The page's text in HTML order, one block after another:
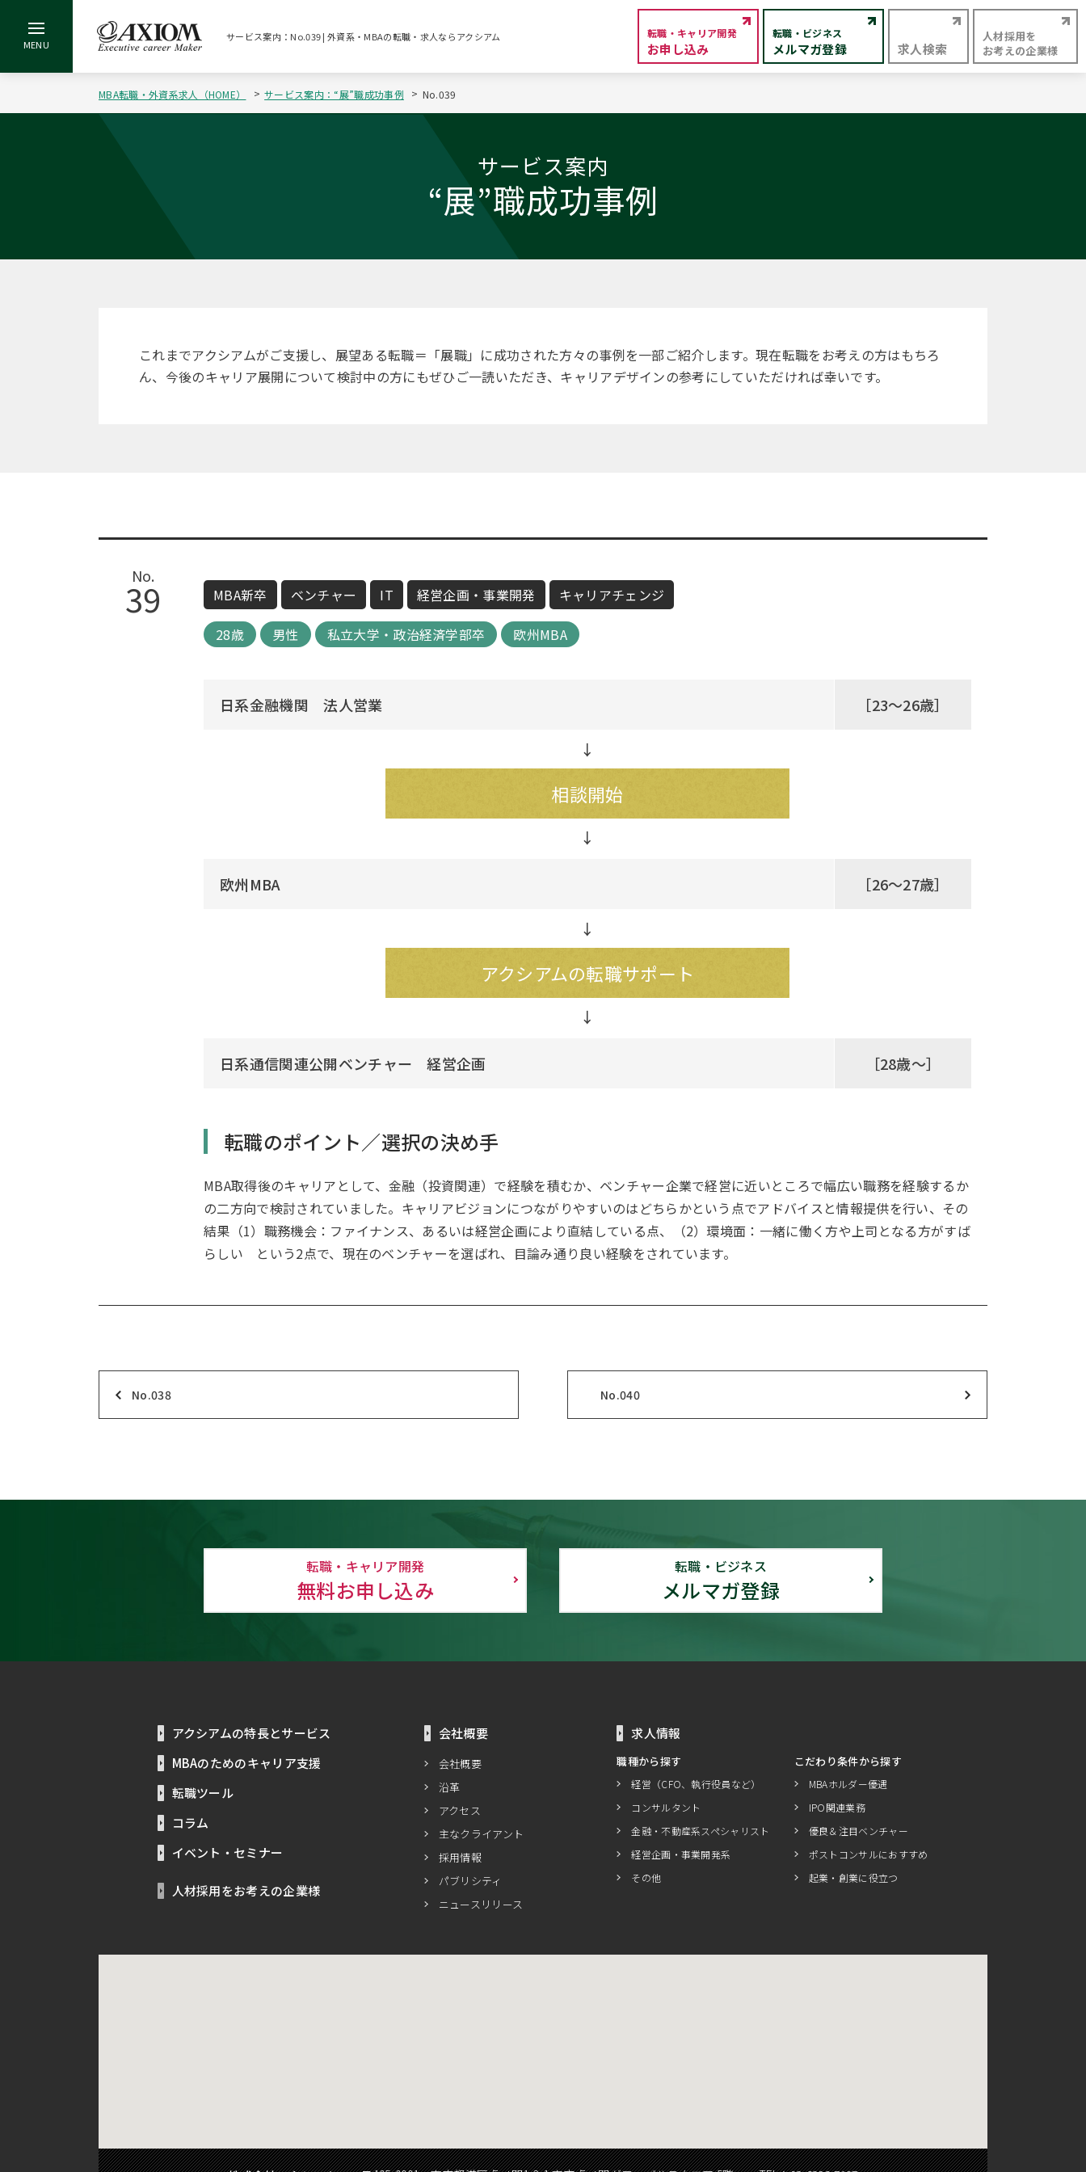
サービス案内：No.039 | 外資系・MBAの転職・求人ならアクシアム 転職・キャリア開発
お申し込み
転職・ビジネス
メルマガ登録 求人検索
人材採用を
お考えの企業様
MBA転職・外資系求人（HOME） サービス案内：“展”職成功事例 No.039
サービス案内
“展”職成功事例
これまでアクシアムがご支援し、展望ある転職＝「展職」に成功された方々の事例を一部ご紹介します。現在転職をお考えの方はもちろ
ん、今後のキャリア展開について検討中の方にもぜひご一読いただき、キャリアデザインの参考にしていただければ幸いです。
No.
39 MBA新卒 ベンチャー IT 経営企画・事業開発 キャリアチェンジ
28歳 男性 私立大学・政治経済学部卒 欧州MBA
日系金融機関 法人営業 ［23～26歳］
↓
相談開始
欧州MBA ［26～27歳］
↓
アクシアムの転職サポート
日系通信関連公開ベンチャー 経営企画 ［28歳～］
転職のポイント／選択の決め手
MBA取得後のキャリアとして、金融（投資関連）で経験を積むか、ベンチャー企業で経営に近いところで幅広い職務を経験するか
の二方向で検討されていました。キャリアビジョンにつながりやすいのはどちらかという点でアドバイスと情報提供を行い、その
結果（1）職務機会：ファイナンス、あるいは経営企画により直結している点、（2）環境面：一緒に働く方や上司となる方がすば
らしい という2点で、現在のベンチャーを選ばれ、目論み通り良い経験をされています。
No.038 No.040
転職・キャリア開発
無料お申し込み
転職・ビジネス
メルマガ登録
アクシアムの特長とサービス
MBAのためのキャリア支援
転職ツール
コラム
イベント・セミナー
人材採用をお考えの企業様
会社概要
会社概要
沿革
アクセス
主なクライアント
採用情報
パブリシティ
ニュースリリース
求人情報
職種から探す
経営（CFO、執行役員など）
コンサルタント
金融・不動産系スペシャリスト
経営企画・事業開発系
その他
こだわり条件から探す
MBAホルダー優遇
IPO関連業務
優良＆注目ベンチャー
ポストコンサルにおすすめ
起業・創業に役立つ